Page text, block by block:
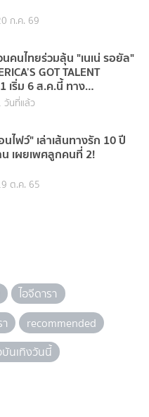
ก.ค. 69
คนไทยร่วมลุ้น "เนเน่ รอยัล"
GOT TALENT
เริ่ม 6 ส.ค.นี้ ทาง
NOW
วันที่แล้ว
นไฟว์" เล่าเส้นทางรัก 10 ปี
เผยเพศลูกคนที่ 2!
ต.ค. 65
ไอจีดารา
recommended
บันเทิงวันนี้